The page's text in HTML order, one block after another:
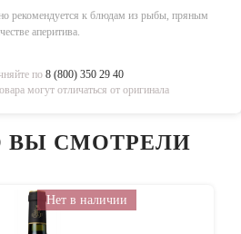
рекомендуется к блюдам из рыбы, пряным
аперитива.
по 8 (800) 350 29 40
могут отличаться от оригинала
ВЫ СМОТРЕЛИ
Нет в наличии